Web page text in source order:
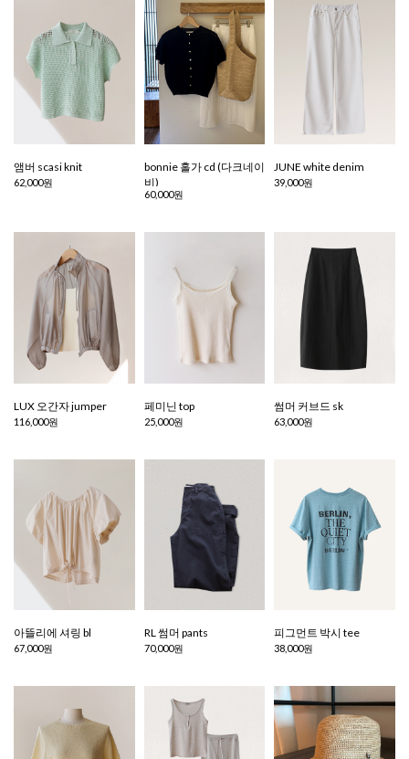
앰버 scasi knit
62,000원
bonnie 홀가 cd (다크네이
비)
60,000원
JUNE white denim
39,000원
LUX 오간자 jumper
116,000원
페미닌 top
25,000원
썸머 커브드 sk
63,000원
아뜰리에 셔링 bl
67,000원
RL 썸머 pants
70,000원
피그먼트 박시 tee
38,000원